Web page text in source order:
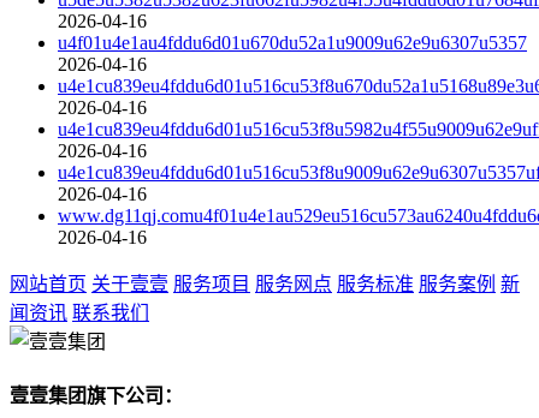
2026-04-16
u4f01u4e1au4fddu6d01u670du52a1u9009u62e9u6307u5357
2026-04-16
2026-04-16
2026-04-16
2026-04-16
2026-04-16
网站首页 关于壹壹 服务项目 服务网点 服务标准 服务案例 新
闻资讯 联系我们
壹壹集团旗下公司：